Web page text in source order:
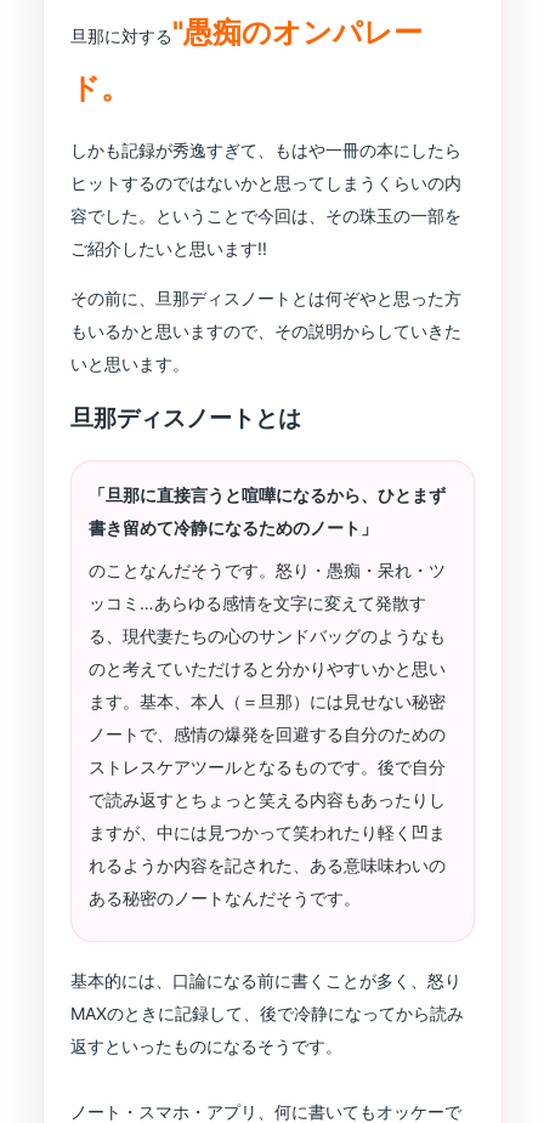
旦那に対する"愚痴のオンパレー
ド。
しかも記録が秀逸すぎて、もはや一冊の本にしたら
ヒットするのではないかと思ってしまうくらいの内
容でした。ということで今回は、その珠玉の一部を
ご紹介したいと思います!!
その前に、旦那ディスノートとは何ぞやと思った方
もいるかと思いますので、その説明からしていきた
いと思います。
旦那ディスノートとは
「旦那に直接言うと喧嘩になるから、ひとまず
書き留めて冷静になるためのノート」
のことなんだそうです。怒り・愚痴・呆れ・ツ
ッコミ…あらゆる感情を文字に変えて発散す
る、現代妻たちの心のサンドバッグのようなも
のと考えていただけると分かりやすいかと思い
ます。基本、本人（＝旦那）には見せない秘密
ノートで、感情の爆発を回避する自分のための
ストレスケアツールとなるものです。後で自分
で読み返すとちょっと笑える内容もあったりし
ますが、中には見つかって笑われたり軽く凹ま
れるようか内容を記された、ある意味味わいの
ある秘密のノートなんだそうです。
基本的には、口論になる前に書くことが多く、怒り
MAXのときに記録して、後で冷静になってから読み
返すといったものになるそうです。
ノート・スマホ・アプリ、何に書いてもオッケーで